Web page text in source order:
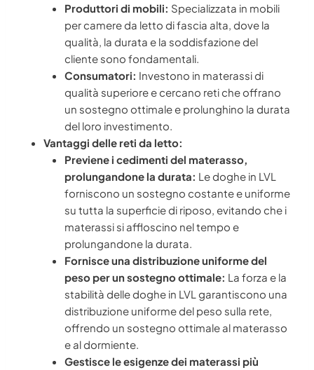
Produttori di mobili: Specializzata in mobili
per camere da letto di fascia alta, dove la
qualità, la durata e la soddisfazione del
cliente sono fondamentali.
Consumatori: Investono in materassi di
qualità superiore e cercano reti che offrano
un sostegno ottimale e prolunghino la durata
del loro investimento.
Vantaggi delle reti da letto:
Previene i cedimenti del materasso,
prolungandone la durata: Le doghe in LVL
forniscono un sostegno costante e uniforme
su tutta la superficie di riposo, evitando che i
materassi si affloscino nel tempo e
prolungandone la durata.
Fornisce una distribuzione uniforme del
peso per un sostegno ottimale: La forza e la
stabilità delle doghe in LVL garantiscono una
distribuzione uniforme del peso sulla rete,
offrendo un sostegno ottimale al materasso
e al dormiente.
Gestisce le esigenze dei materassi più